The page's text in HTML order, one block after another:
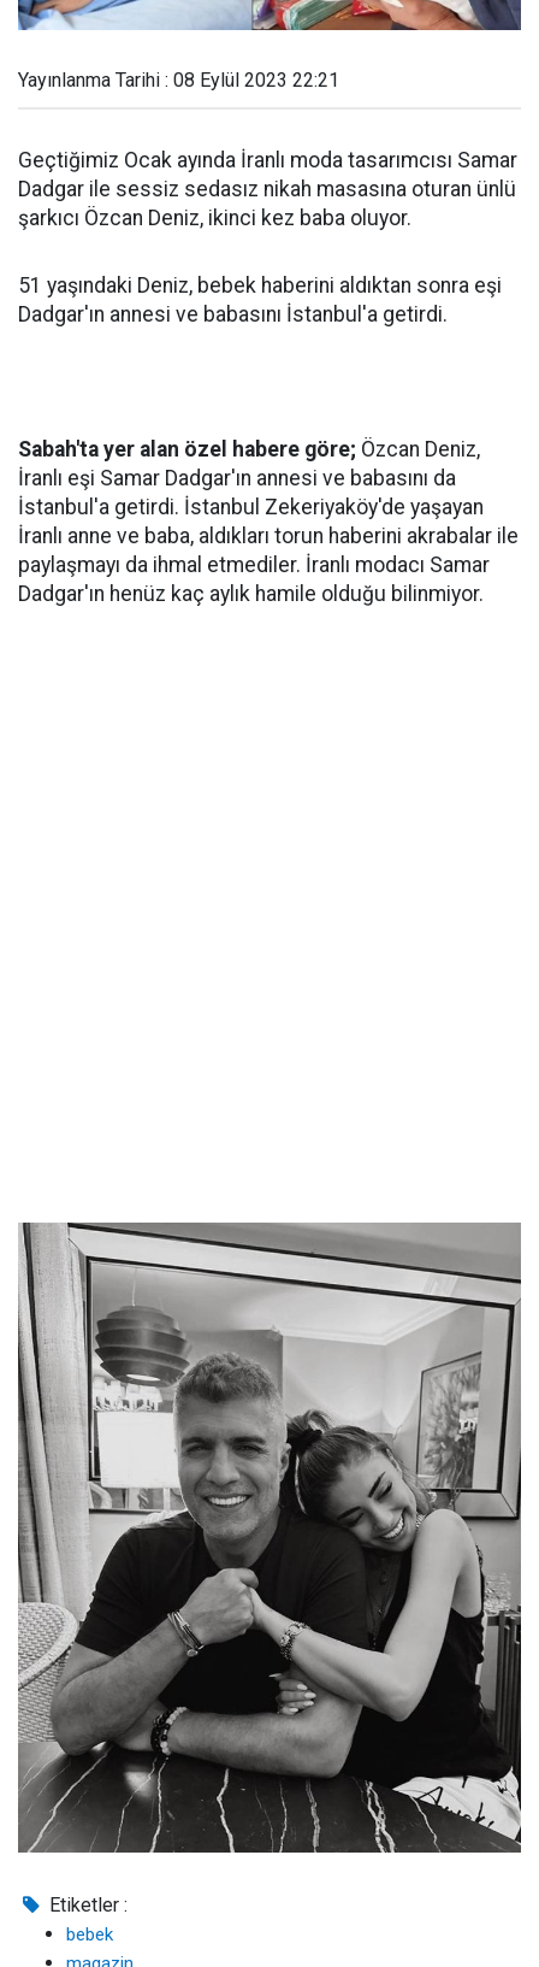
Yayınlanma Tarihi : 08 Eylül 2023 22:21
Geçtiğimiz Ocak ayında İranlı moda tasarımcısı Samar
Dadgar ile sessiz sedasız nikah masasına oturan ünlü
şarkıcı Özcan Deniz, ikinci kez baba oluyor.
51 yaşındaki Deniz, bebek haberini aldıktan sonra eşi
Dadgar'ın annesi ve babasını İstanbul'a getirdi.
Sabah'ta yer alan özel habere göre; Özcan Deniz,
İranlı eşi Samar Dadgar'ın annesi ve babasını da
İstanbul'a getirdi. İstanbul Zekeriyaköy'de yaşayan
İranlı anne ve baba, aldıkları torun haberini akrabalar ile
paylaşmayı da ihmal etmediler. İranlı modacı Samar
Dadgar'ın henüz kaç aylık hamile olduğu bilinmiyor.
Etiketler :
bebek